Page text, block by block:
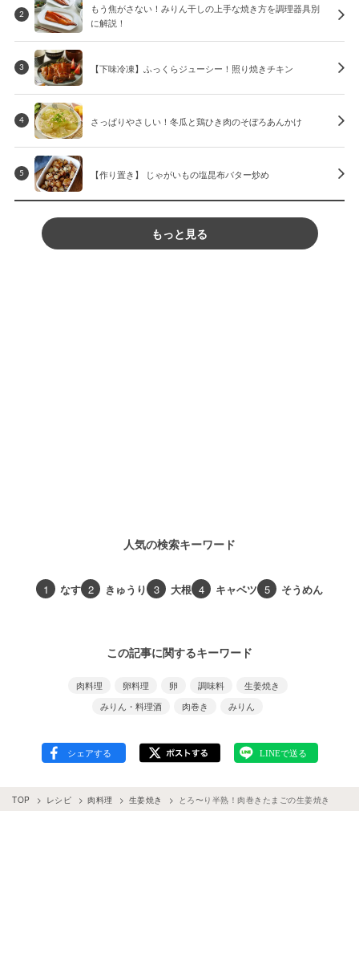
2
もう焦がさない！みりん干しの上手な焼き方を調理器具別
に解説！
3 【下味冷凍】ふっくらジューシー！照り焼きチキン
4 さっぱりやさしい！冬瓜と鶏ひき肉のそぼろあんかけ
5 【作り置き】 じゃがいもの塩昆布バター炒め
もっと見る
人気の検索キーワード
1 なす 2 きゅうり 3 大根 4 キャベツ 5 そうめん
この記事に関するキーワード
肉料理 卵料理 卵 調味料
生姜焼き
みりん・料理酒
肉巻き みりん
TOP レシピ 肉料理 生姜焼き とろ〜り半熟！肉巻きたまごの生姜焼き